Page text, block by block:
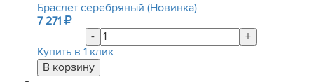
Браслет серебряный (Новинка)
7 271
-
+
Купить в 1 клик